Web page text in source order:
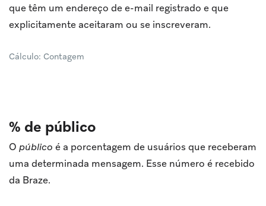
que têm um endereço de e-mail registrado e que
explicitamente aceitaram ou se inscreveram.
Cálculo: Contagem
% de público
O público é a porcentagem de usuários que receberam
uma determinada mensagem. Esse número é recebido
da Braze.